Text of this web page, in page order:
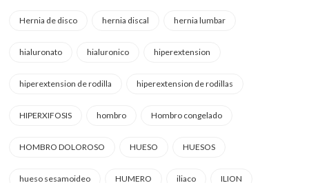
Hernia de disco hernia discal hernia lumbar
hialuronato hialuronico hiperextension
hiperextension de rodilla hiperextension de rodillas
HIPERXIFOSIS hombro Hombro congelado
HOMBRO DOLOROSO HUESO HUESOS
hueso sesamoideo HUMERO iliaco ILION